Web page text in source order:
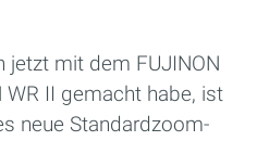
jetzt mit dem FUJINON
II gemacht habe, ist
neue Standardzoom-